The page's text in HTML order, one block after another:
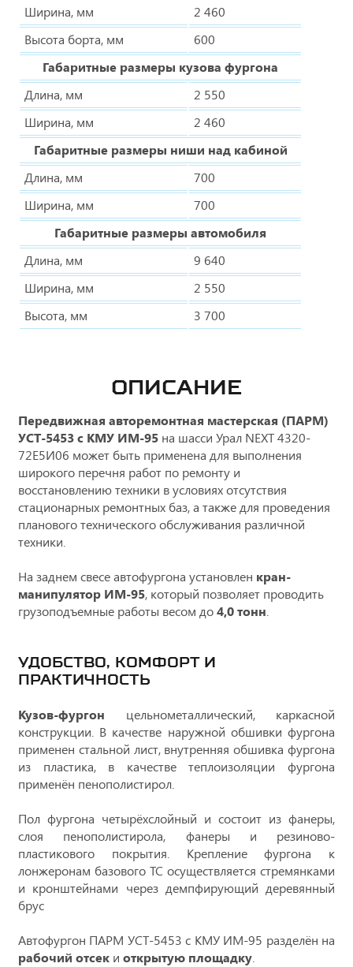
Ширина, мм
2 460
Высота борта, мм
600
Габаритные размеры кузова фургона
Длина, мм
2 550
Ширина, мм
2 460
Габаритные размеры ниши над кабиной
Длина, мм
700
Ширина, мм
700
Габаритные размеры автомобиля
Длина, мм
9 640
Ширина, мм
2 550
Высота, мм
3 700
ОПИСАНИЕ
Передвижная авторемонтная мастерская (ПАРМ)
УСТ-5453с КМУ ИМ-95 на шасси Урал NEXT 4320-
72Е5И06 может быть применена для выполнения
широкого перечня работ по ремонту и
восстановлению техники в условиях отсутствия
стационарных ремонтных баз, а также для проведения
планового технического обслуживания различной
техники.
На заднем свесе автофургона установлен кран-
манипулятор ИМ-95, который позволяет проводить
грузоподъемные работы весом до4,0 тонн.
УДОБСТВО, КОМФОРТ И
ПРАКТИЧНОСТЬ
Кузов-фургон цельнометаллический, каркасной
конструкции. В качестве наружной обшивки фургона
применен стальной лист, внутренняя обшивка фургона
из пластика, в качестве теплоизоляции фургона
применён пенополистирол.
Пол фургона четырёхслойный и состоит из фанеры,
слоя пенополистирола, фанеры и резиново-
пластикового покрытия. Крепление фургона к
лонжеронам базового ТС осуществляется стремянками
и кронштейнами через демпфирующий деревянный
брус
Автофургон ПАРМ УСТ-5453 с КМУ ИМ-95 разделён на
рабочий отсек и открытую площадку.